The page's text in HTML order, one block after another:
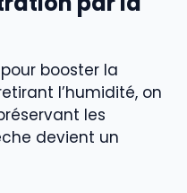
booster la
l’humidité, on
les
devient un